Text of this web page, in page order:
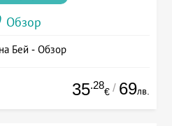
Обзор
Бей - Обзор
35.28
€ / 69лв.